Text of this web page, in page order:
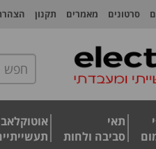
סרטונים מאמרים תקנון
תאי
סביבה ולחות